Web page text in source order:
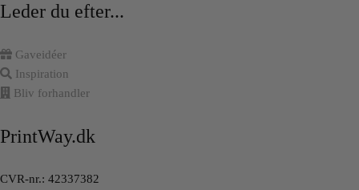
Leder du efter...
Gaveidéer
Inspiration
Bliv forhandler
PrintWay.dk
CVR-nr.: 42337382